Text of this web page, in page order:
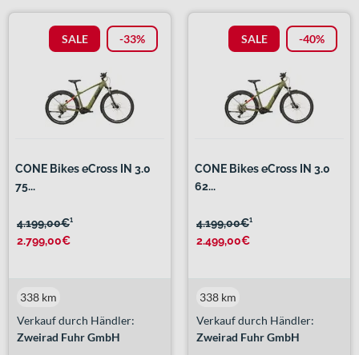
SALE -33%
CONE Bikes eCross IN 3.0
75...
4.199,00€¹
2.799,00€
Verkauf durch Händler:
Zweirad Fuhr GmbH
338 km
SALE -40%
CONE Bikes eCross IN 3.0
62...
4.199,00€¹
2.499,00€
Verkauf durch Händler:
Zweirad Fuhr GmbH
338 km